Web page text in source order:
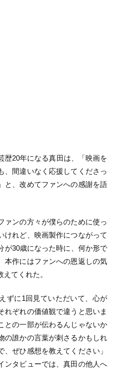
歴20年になる真田は、「映画を
、間違いなく応援してくださっ
と、改めてファンへの感謝を語
ァンの方々が僕らのために使っ
けれど、映画製作につながって
が30歳になった時に、何か形で
本作にはファンへの恩返しの気
てくれた。
ずに 1回見ていただいて、心が
れぞれの価値観で違うと思いま
との一部が伝わるんじゃないか
の誰かの言葉が刺さるかもしれ
ぜひ感想を教えてください」
ンタビューでは、真田の他人へ